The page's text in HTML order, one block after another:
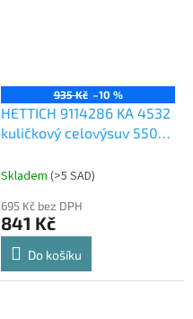
935 Kč –10 %
HETTICH 9114286 KA 4532
kuličkový celovýsuv 550
Skladem (>5 SAD)
695 Kč bez DPH
841 Kč
Do košíku